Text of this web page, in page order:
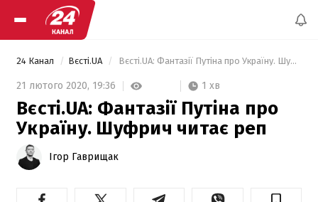
24 Канал Вєсті.UA Вєсті.UA: Фантазії Путіна про Україну. Шуфрич читає реп
21 лютого 2020, 19:36 1 хв
Вєсті.UA: Фантазії Путіна про
Україну. Шуфрич читає реп
Ігор Гаврищак